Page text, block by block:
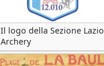
Il logo della Sezione Lazio
Archery